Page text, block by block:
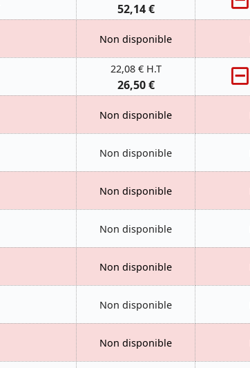
52,14 €
Non disponible
22,08 € H.T
26,50 €
Non disponible
Non disponible
Non disponible
Non disponible
Non disponible
Non disponible
Non disponible